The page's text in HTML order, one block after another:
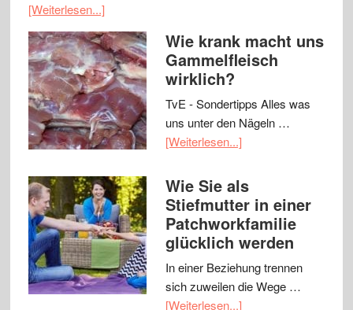
[Weiterlesen...]
Wie krank macht uns
Gammelfleisch
wirklich?
TvE - Sondertipps Alles was
uns unter den Nägeln …
[Weiterlesen...]
Wie Sie als
Stiefmutter in einer
Patchworkfamilie
glücklich werden
In einer Beziehung trennen
sich zuweilen die Wege …
[Weiterlesen...]